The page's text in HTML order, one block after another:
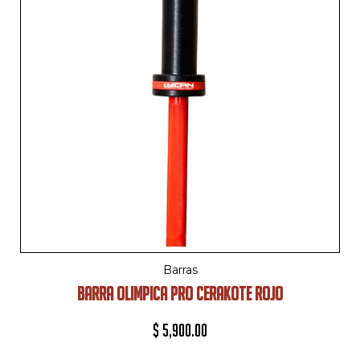
Barras
BARRA OLIMPICA PRO CERAKOTE ROJO
$ 5,900.00